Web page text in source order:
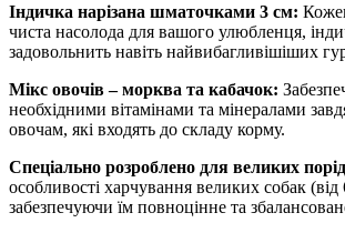
Індичка нарізана шматочками 3 см:
чиста насолода для вашого улюбленця,
задовольнить навіть найвибагливішіших
Мікс овочів – морква та кабачок:
необхідними вітамінами та мінералами
овочам, які входять до складу корму.
Спеціально розроблено для великих
особливості харчування великих собак (від
забезпечуючи їм повноцінне та